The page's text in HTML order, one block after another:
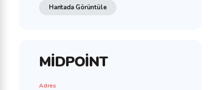
Haritada Görüntüle
MİDPOİNT
Adres